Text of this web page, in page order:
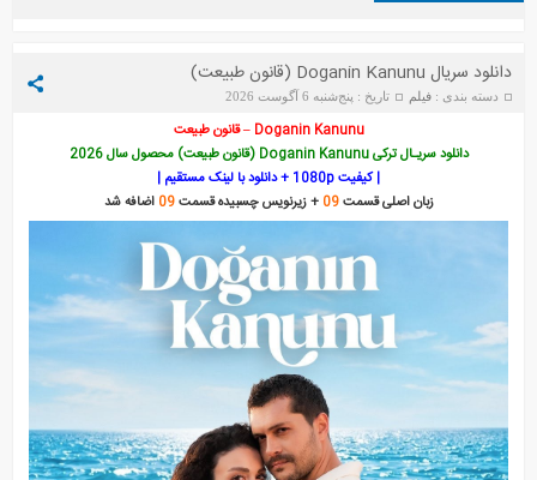
دانلود سریال Doganin Kanunu (قانون طبیعت)
دسته بندی :فیلم تاریخ : پنج‌شنبه 6 آگوست 2026
Doganin Kanunu – قانون طبیعت
دانلود سریـال ترکی Doganin Kanunu (قانون طبیعت) محصول سال 2026
| کیفیت 1080p + دانلود با لینک مستقیم |
زبان اصلی قسمت09 + زیرنویس چسبیده قسمت09 اضافه شد